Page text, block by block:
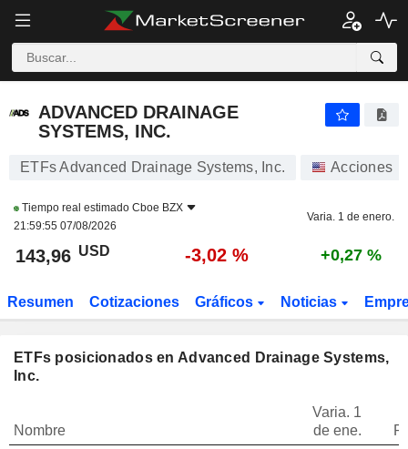
ADVANCED DRAINAGE
SYSTEMS, INC.
ETFs Advanced Drainage Systems, Inc. Acciones
Tiempo real estimado Cboe BZX
21:59:55 07/08/2026
Varia. 1 de enero.
143,96 USD -3,02 % +0,27 %
Resumen Cotizaciones Gráficos Noticias
ETFs posicionados en Advanced Drainage Systems,
Inc.
Nombre
Varia. 1
de ene.